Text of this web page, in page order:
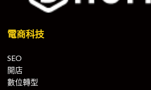
電商科技
SEO
開店
數位轉型